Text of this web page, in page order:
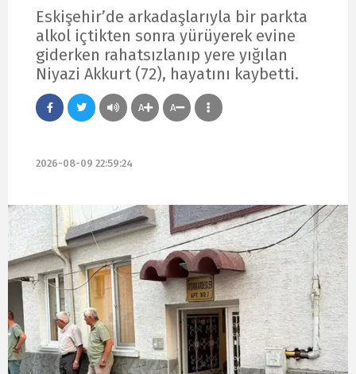
Eskişehir’de arkadaşlarıyla bir parkta
alkol içtikten sonra yürüyerek evine
giderken rahatsızlanıp yere yığılan
Niyazi Akkurt (72), hayatını kaybetti.
A A
2026-08-09 22:59:24